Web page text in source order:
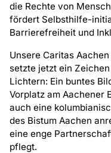
die Rechte von
fördert Selbsthilfe-
Barrierefreiheit und
Unsere Caritas
setzte jetzt ein
Lichtern: Ein buntes
Vorplatz am Aachener
auch eine
des Bistum Aachen
eine enge
pflegt.